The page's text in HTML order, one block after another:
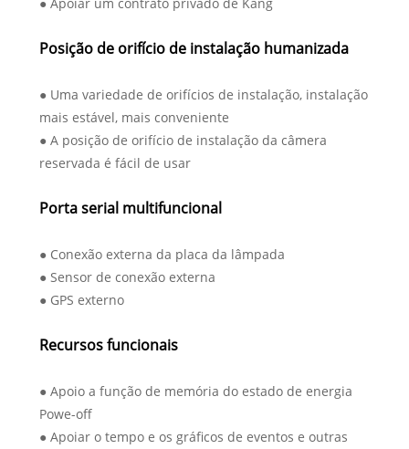
Posição de orifício de instalação humanizada
● Uma variedade de orifícios de instalação, instalação
mais estável, mais conveniente
● A posição de orifício de instalação da câmera
reservada é fácil de usar
Porta serial multifuncional
● Conexão externa da placa da lâmpada
● Sensor de conexão externa
● GPS externo
Recursos funcionais
● Apoio a função de memória do estado de energia
Powe-off
● Apoiar o tempo e os gráficos de eventos e outras